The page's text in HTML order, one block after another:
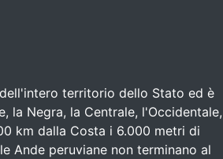
territorio dello Stato ed è
la Negra, la Centrale, l'Occidentale,
km dalla Costa i 6.000 metri di
Ande peruviane non terminano al